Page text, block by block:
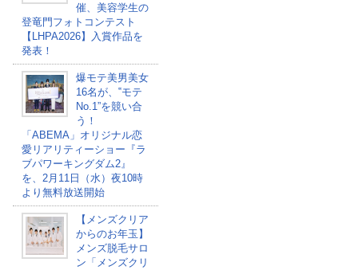
催、美容学生の
登竜門フォトコンテスト
【LHPA2026】入賞作品を
発表！
爆モテ美男美女
16名が、‟モテ
No.1”を競い合
う！
「ABEMA」オリジナル恋
愛リアリティーショー『ラ
ブパワーキングダム2』
を、2月11日（水）夜10時
より無料放送開始
【メンズクリア
からのお年玉】
メンズ脱毛サロ
ン「メンズクリ